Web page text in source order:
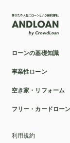
ローンの基礎知識
事業性ローン
空き家・リフォーム
フリー・カードローン
利用規約